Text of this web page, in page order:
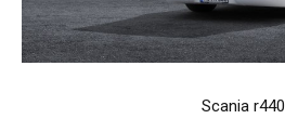
Scania r440